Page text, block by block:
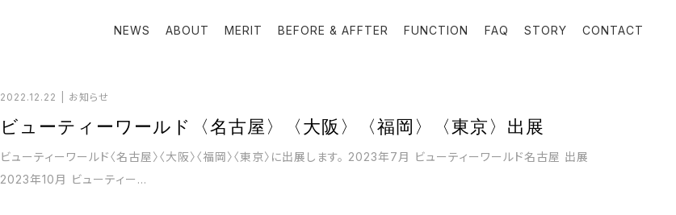
NEWS ABOUT MERIT BEFORE & AFFTER FUNCTION FAQ STORY CONTACT
2022.12.22 お知らせ
ビューティーワールド〈名古屋〉〈大阪〉〈福岡〉〈東京〉出展
ビューティーワールド〈名古屋〉〈大阪〉〈福岡〉〈東京〉に出展します。 2023年7月 ビューティーワールド名古屋 出展
2023年10月 ビューティー...